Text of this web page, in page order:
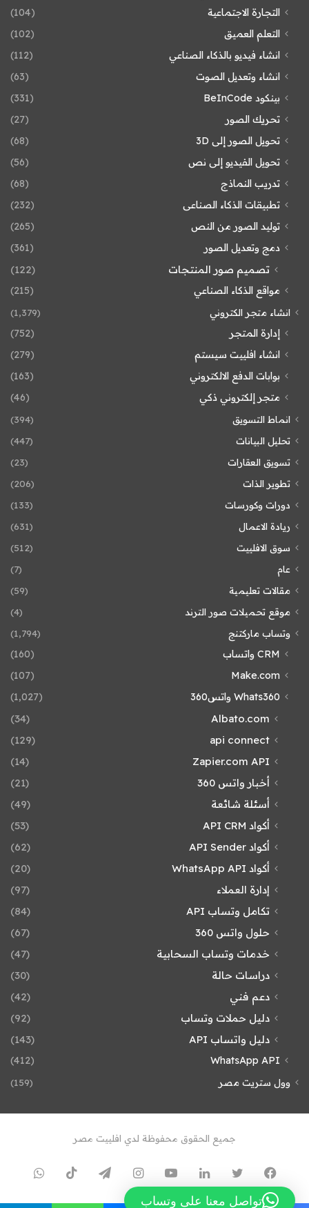
التجارة الاجتماعية
(104)
التعلم العميق
(102)
انشاء فيديو بالذكاء الصناعي
(112)
انشاء وتعديل الصوت
(63)
بينكود BeInCode
(331)
تحريك الصور
(27)
تحويل الصور إلى 3D
(68)
تحويل الفيديو إلى نص
(56)
تدريب النماذج
(68)
تطبيقات الذكاء الصناعى
(232)
توليد الصور من النص
(265)
دمج وتعديل الصور
(361)
تصميم صور المنتجات (122)
مواقع الذكاء الصناعي (215)
انشاء متجر الكتروني (1٬379)
إدارة المتجر
(752)
انشاء افلييت سيستم
(279)
بوابات الدفع الالكتروني
(163)
متجر إلكتروني ذكي
(46)
انماط التسويق
(394)
تحليل البيانات
(447)
تسويق العقارات
(23)
تطوير الذات
(206)
دورات وكورسات
(133)
ريادة الاعمال
(631)
سوق الافلييت
(512)
عام
(7)
مقالات تعليمية
(59)
موقع تحميلات صور الترند
(4)
وتساب ماركتنج
(1٬794)
CRM واتساب
(160)
Make.com
(107)
Whats360 واتس360
(1٬027)
Albato.com
(34)
api connect
(129)
Zapier.com API
(14)
أخبار واتس 360
(21)
أسئلة شائعة
(49)
أكواد API CRM
(53)
أكواد API Sender
(62)
أكواد WhatsApp API
(20)
إدارة العملاء
(97)
تكامل وتساب API
(84)
حلول واتس 360
(67)
خدمات وتساب السحابية
(47)
دراسات حالة
(30)
دعم فني
(42)
دليل حملات وتساب
(92)
دليل واتساب API
(143)
WhatsApp API
(412)
وول ستريت مصر (159)
جميع الحقوق محفوظة لدي افلييت مصر
فيسبوكتويتر لينكدإن يوتيوب انستقرامتيلقرام TikTok
تواصل معنا على وتساب